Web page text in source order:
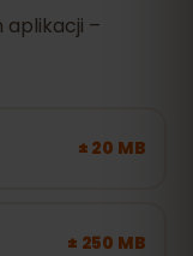
–
± 20 MB
± 250 MB